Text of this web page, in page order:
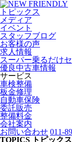
トピックス
メディア
イベント
スタッフブログ
お客様の声
求人情報
スーパー乗るだけ
優良中古車情報
サービス
車検整備
板金修理
自動車保険
委託販売
整備料金
会社案内
お問い合わせ 011-
TOPICS
トピックス